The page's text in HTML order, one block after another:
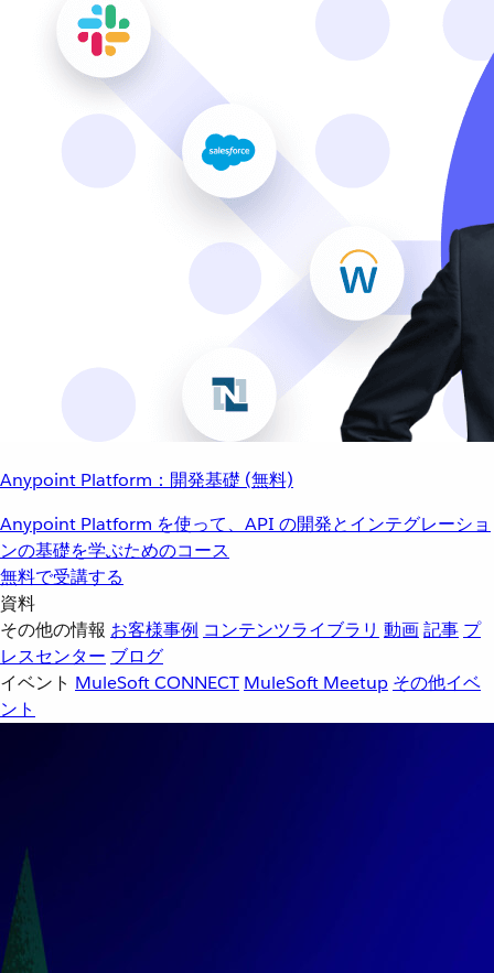
Anypoint Platform：開発基礎 (無料)
Anypoint Platform を使って、API の開発とインテグレーショ
ンの基礎を学ぶためのコース
無料で受講する
資料
その他の情報 お客様事例 コンテンツライブラリ 動画記事 プ
レスセンター ブログ
イベント MuleSoft CONNECT MuleSoft Meetup その他イベ
ント